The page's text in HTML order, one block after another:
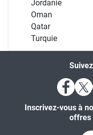
Jordanie
Oman
Qatar
Turquie
Inscrivez-vous à
offres